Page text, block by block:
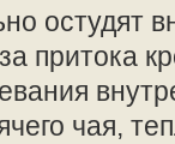
остудят
притока
чая,